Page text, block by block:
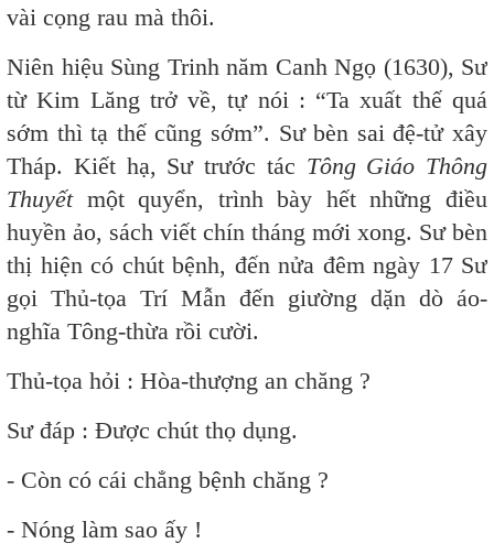
vài cọng rau mà thôi.
Niên hiệu Sùng Trinh năm Canh Ngọ (1630), Sư
từ Kim Lăng trở về, tự nói : “Ta xuất thế quá
sớm thì tạ thế cũng sớm”. Sư bèn sai đệ-tử xây
Tháp. Kiết hạ, Sư trước tác Tông Giáo Thông
Thuyếtmột quyển, trình bày hết những điều
huyền ảo, sách viết chín tháng mới xong. Sư bèn
thị hiện có chút bệnh, đến nửa đêm ngày 17 Sư
gọi Thủ-tọa Trí Mẫn đến giường dặn dò áo-
nghĩa Tông-thừa rồi cười.
Thủ-tọa hỏi : Hòa-thượng an chăng ?
Sư đáp : Được chút thọ dụng.
- Còn có cái chẳng bệnh chăng ?
- Nóng làm sao ấy !